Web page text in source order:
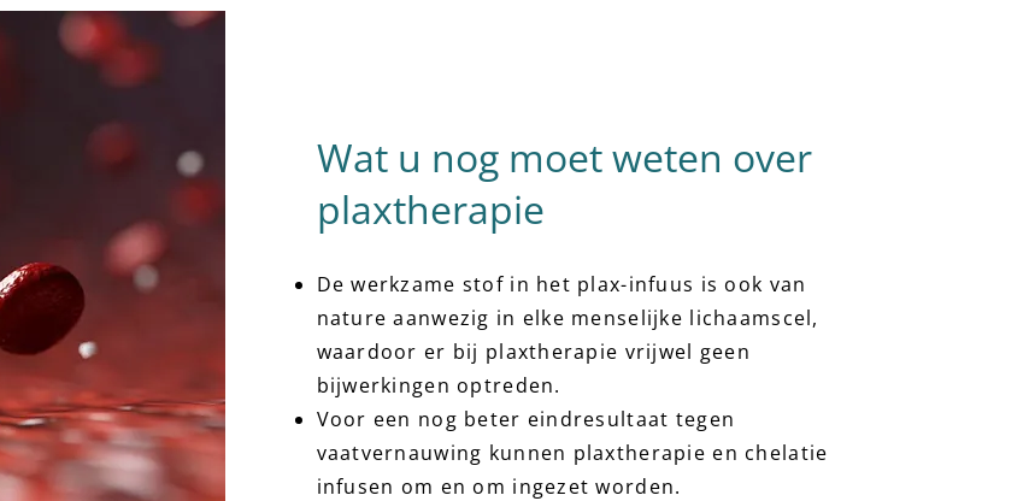
Wat u nog moet weten over
plaxtherapie
De werkzame stof in het plax-infuus is ook van
nature aanwezig in elke menselijke lichaamscel,
waardoor er bij plaxtherapie vrijwel geen
bijwerkingen optreden.
Voor een nog beter eindresultaat tegen
vaatvernauwing kunnen plaxtherapie en chelatie
infusen om en om ingezet worden.